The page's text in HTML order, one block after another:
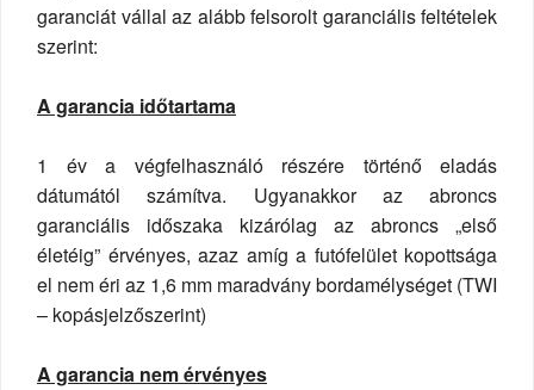
garanciát vállal az alább felsorolt garanciális feltételek
szerint:
A garancia időtartama
1 év a végfelhasználó részére történő eladás
dátumától számítva. Ugyanakkor az abroncs
garanciális időszaka kizárólag az abroncs „első
életéig” érvényes, azaz amíg a futófelület kopottsága
el nem éri az 1,6 mm maradvány bordamélységet (TWI
– kopásjelzőszerint)
A garancia nem érvényes